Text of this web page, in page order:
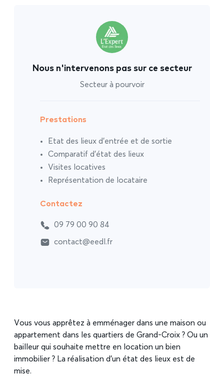
Vous vous apprêtez à emménager dans une maison ou
appartement dans les quartiers de Grand-Croix ? Ou un
bailleur qui souhaite mettre en location un bien
immobilier ? La réalisation d’un état des lieux est de
mise.
Nous n'intervenons pas sur ce secteur
Secteur à pourvoir
Prestations
Etat des lieux d’entrée et de sortie
Comparatif d’état des lieux
Visites locatives
Représentation de locataire
Contactez
09 79 00 90 84
contact@eedl.fr